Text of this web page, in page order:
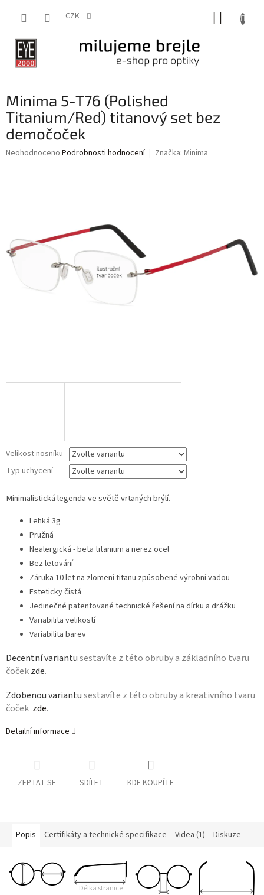
CZK
Minima 5-T76 (Polished
Titanium/Red) titanový set bez
demočoček
Průměrné
Neohodnoceno Podrobnosti hodnocení Značka: Minima
Velikost nosníku
Typ uchycení
Minimalistická legenda ve světě vrtaných brýlí.
Lehká 3g
Pružná
Nealergická - beta titanium a nerez ocel
Bez letování
Záruka 10 let na zlomení titanu způsobené výrobní vadou
Esteticky čistá
Jedinečné patentované technické řešení na dírku a drážku
Variabilita velikostí
Variabilita barev
Decentní variantusestavíte z této obruby a základního tvaru
čočekzde.
Zdobenou variantusestavíte z této obruby a kreativního tvaru
čoček zde.
Detailní informace
ZEPTAT SE SDÍLET KDE KOUPÍTE
Popis Certifikáty a technické specifikace Videa (1) Diskuze
Délka stranice